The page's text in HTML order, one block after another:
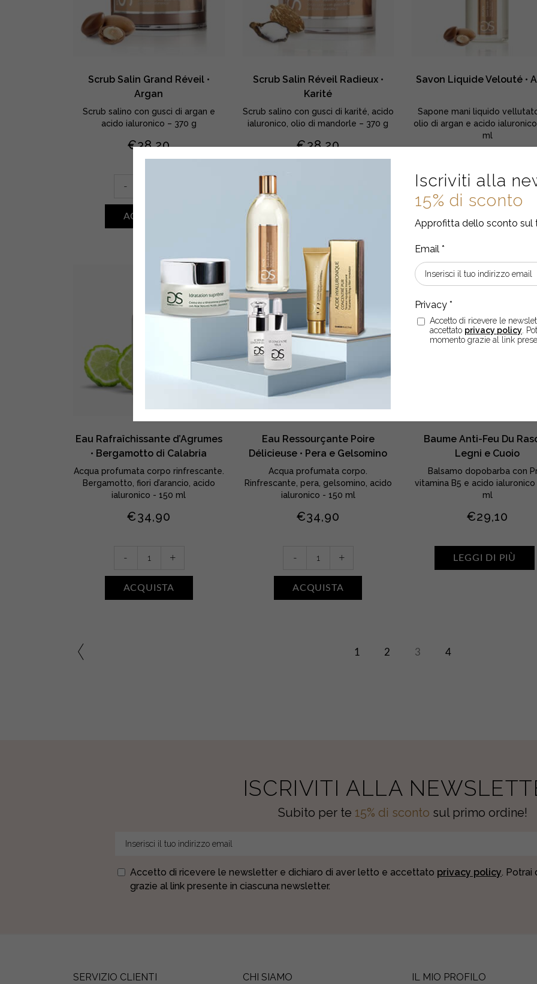
Iscriviti alla
15% di sconto
Approfitta dello sconto sul
Accetto di ricevere le
accettato privacy policy .
momento grazie al link
Scrub Salin Grand Réveil •
Argan
Scrub salino con gusci di argan e
acido ialuronico – 370 g
€38,20
Grand
Réveil
-
ACQUISTA
Scrub Salin Réveil Radieux •
Karité
Scrub salino con gusci di karité, acido
ialuronico, olio di mandorle – 370 g
€38,20
Réveil
Karité
quantity
Savon Liquide Velouté •
Sapone mani liquido
olio di argan e acido
ml
LEGGI DI PIÙ
Eau Rafraîchissante d’Agrumes
• Bergamotto di Calabria
Acqua profumata corpo rinfrescante.
Bergamotto, fiori d’arancio, acido
ialuronico - 150 ml
€34,90
d'Agrumes
- +
ACQUISTA
Eau Ressourçante Poire
Délicieuse • Pera e Gelsomino
Acqua profumata corpo.
Rinfrescante, pera, gelsomino, acido
ialuronico - 150 ml
€34,90
Poire
Délicieuse
- +
ACQUISTA
Baume Anti-Feu Du
Legni e Cuoio
Balsamo dopobarba con
vitamina B5 e acido ialuronico
ml
€29,10
LEGGI DI PIÙ
1 2 3 4
ISCRIVITI ALLA
Subito per te 15% di sconto sul primo ordine!
Accetto di ricevere le newsletter e dichiaro di aver letto e accettato privacy policy. Potrai
grazie al link presente in ciascuna newsletter.
SERVIZIO CLIENTI CHI SIAMO IL MIO PROFILO